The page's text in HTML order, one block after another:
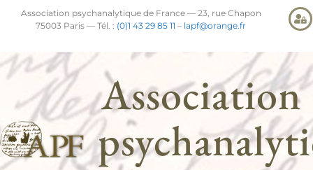
Association psychanalytique de France — 23, rue Chapon
75003 Paris — Tél. : (0)1 43 29 85 11 – lapf@orange.fr
Association